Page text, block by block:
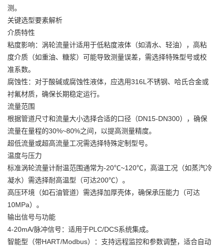
测。
关键选型要素解析
介质特性
粘度影响：涡轮流量计适用于低粘度液体（如清水、轻油），高粘
度介质（如重油、糖浆）可能导致测量误差，需选择特殊型号或校
准系数。
腐蚀性：对于酸碱或腐蚀性液体，应选用316L不锈钢、哈氏合金或
衬氟材质，确保长期稳定运行。
流量范围
根据管道尺寸和流量大小选择合适的口径（DN15-DN300），确保
流量在量程的30%~80%之间，以提高测量精度。
超低流量或超高流量工况需选择特殊定制型号。
温度与压力
标准涡轮流量计耐温范围通常为-20℃~120℃，高温工况（如蒸汽冷
凝水）需选择耐高温型（可达200℃）。
高压环境（如石油管道）需选择加厚壳体，确保承压能力（可达
10MPa）。
输出信号与功能
4-20mA/脉冲信号：适用于PLC/DCS系统集成。
智能型（带HART/Modbus）：支持远程监控和参数调整，适合自动